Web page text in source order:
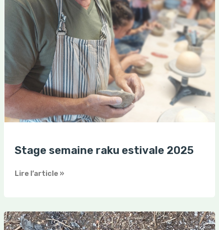
Stage semaine raku estivale 2025
Lire l’article »
Stage